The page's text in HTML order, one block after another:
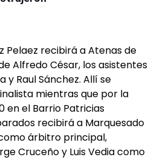
Pelaez recibirá a Atenas de
Alfredo César, los asistentes
y Raul Sánchez. Allí se
mientras que por la
en el Barrio Patricias
recibirá a Marquesado
árbitro principal,
Cruceño y Luis Vedia como